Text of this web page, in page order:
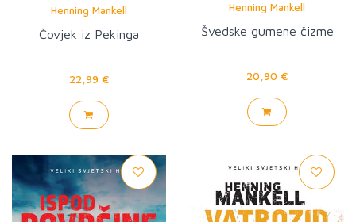
Henning Mankell
Čovjek iz Pekinga
22,99 €
Henning Mankell
Švedske gumene čizme
20,90 €